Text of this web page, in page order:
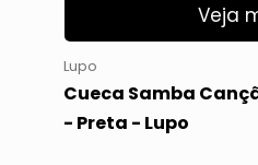
Veja
Lupo
Cueca Samba
- Preta - Lupo